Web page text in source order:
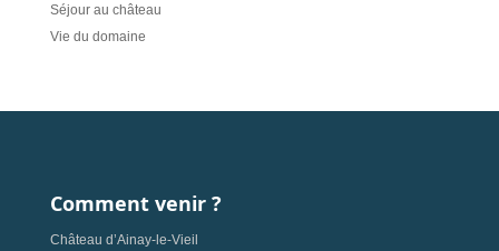
Séjour au château
Vie du domaine
Comment venir ?
Château d’Ainay-le-Vieil